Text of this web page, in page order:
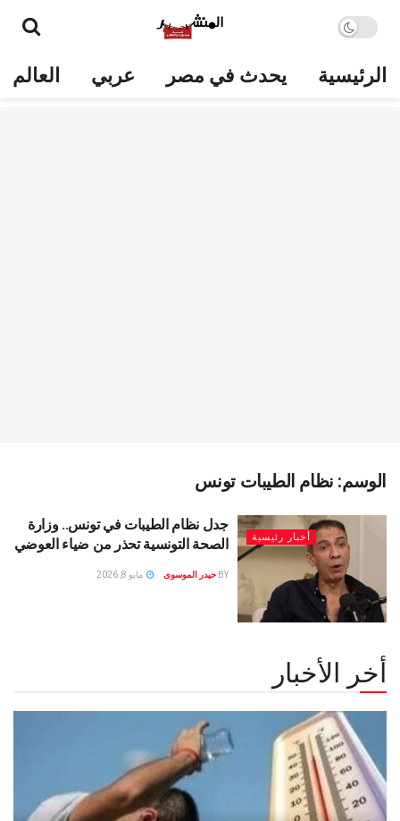
الرئيسية يحدث في مصر عربي العالم
الوسم: نظام الطيبات تونس
أخبار رئيسية
جدل نظام الطيبات في تونس.. وزارة
الصحة التونسية تحذر من ضياء العوضي
BY حيدر الموسوى مايو 8, 2026
أخر الأخبار